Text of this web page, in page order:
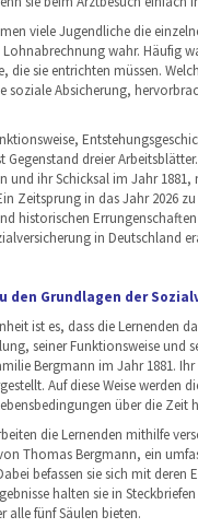
viele Jugendliche die
Lohnabrechnung wahr. Häufig
die sie entrichten müssen.
soziale Absicherung,
Gegenstand dreier
und ihr Schicksal im Jahr
Zeitsprung in das Jahr 2026
historischen
in Deutschland
den Grundlagen der
ist es, dass die Lernenden
seiner Funktionsweise und
Bergmann im Jahr 1881.
Auf diese Weise werden
über die
die Lernenden mithilfe
Thomas Bergmann, ein
befassen sie sich mit deren
halten sie in
alle fünf Säulen bieten.